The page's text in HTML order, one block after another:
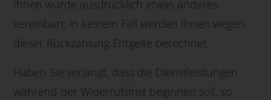
Ihnen wurde ausdrücklich etwas anderes
vereinbart; in keinem Fall werden Ihnen wegen
dieser Rückzahlung Entgelte berechnet.
Haben Sie verlangt, dass die Dienstleistungen
während der Widerrufsfrist beginnen soll, so